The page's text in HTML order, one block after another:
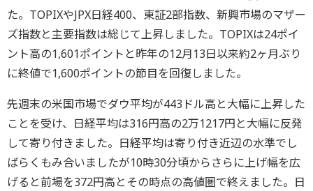
た。TOPIXやJPX日経400、東証2部指数、新興市場のマザー
ズ指数と主要指数は総じて上昇しました。TOPIXは24ポイ
ント高の1,601ポイントと昨年の12月13日以来約2ヶ月ぶり
に終値で1,600ポイントの節目を回復しました。
先週末の米国市場でダウ平均が443ドル高と大幅に上昇した
ことを受け、日経平均は316円高の2万1217円と大幅に反発
して寄り付きました。日経平均は寄り付き近辺の水準でし
ばらくもみ合いましたが10時30分頃からさらに上げ幅を広
げると前場を372円高とその時点の高値圏で終えました。日